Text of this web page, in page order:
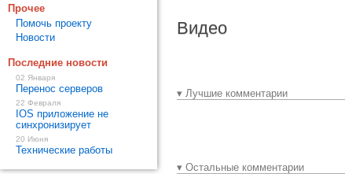
Видео
▾ Лучшие комментарии
▾ Остальные комментарии
Прочее
Помочь проекту
Новости
Последние новости
02 Января
Перенос серверов
22 Февраля
IOS приложение не
синхронизирует
20 Июня
Технические работы